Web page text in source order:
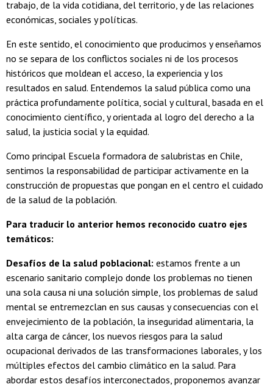
trabajo, de la vida cotidiana, del territorio, y de las relaciones
económicas, sociales y políticas.
En este sentido, el conocimiento que producimos y enseñamos
no se separa de los conflictos sociales ni de los procesos
históricos que moldean el acceso, la experiencia y los
resultados en salud. Entendemos la salud pública como una
práctica profundamente política, social y cultural, basada en el
conocimiento científico, y orientada al logro del derecho a la
salud, la justicia social y la equidad.
Como principal Escuela formadora de salubristas en Chile,
sentimos la responsabilidad de participar activamente en la
construcción de propuestas que pongan en el centro el cuidado
de la salud de la población.
Para traducir lo anterior hemos reconocido cuatro ejes
temáticos:
Desafíos de la salud poblacional: estamos frente a un
escenario sanitario complejo donde los problemas no tienen
una sola causa ni una solución simple, los problemas de salud
mental se entremezclan en sus causas y consecuencias con el
envejecimiento de la población, la inseguridad alimentaria, la
alta carga de cáncer, los nuevos riesgos para la salud
ocupacional derivados de las transformaciones laborales, y los
múltiples efectos del cambio climático en la salud. Para
abordar estos desafíos interconectados, proponemos avanzar